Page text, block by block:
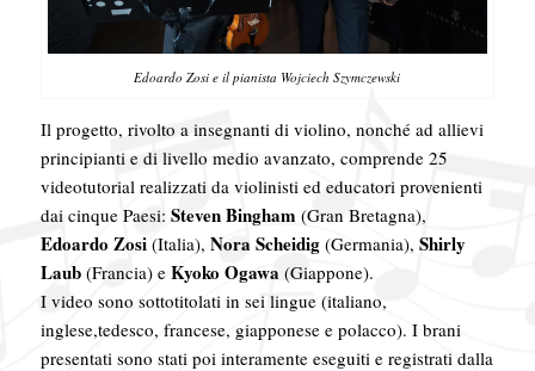
Edoardo Zosi e il pianista Wojciech Szymczewski
Il progetto, rivolto a insegnanti di violino, nonché ad allievi
principianti e di livello medio avanzato, comprende 25
videotutorial realizzati da violinisti ed educatori provenienti
dai cinque Paesi: Steven Bingham (Gran Bretagna),
Edoardo Zosi(Italia), Nora Scheidig(Germania), Shirly
Laub(Francia) e Kyoko Ogawa (Giappone).
I video sono sottotitolati in sei lingue (italiano,
inglese,tedesco, francese, giapponese e polacco). I brani
presentati sono stati poi interamente eseguiti e registrati dalla